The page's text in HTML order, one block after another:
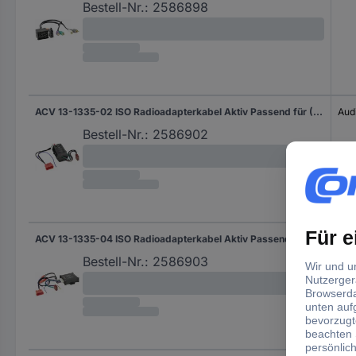
Bestell-Nr.: 2586898
ACV 13-1335-02 ISO Radioadapterkabel Aktiv Passend für (Auto-Marke): Audi
Bestell-Nr.: 2586902
ACV 13-1335-04 ISO Radioadapterkabel Aktiv Passend für (Auto-Marke): Audi
Bestell-Nr.: 2586903